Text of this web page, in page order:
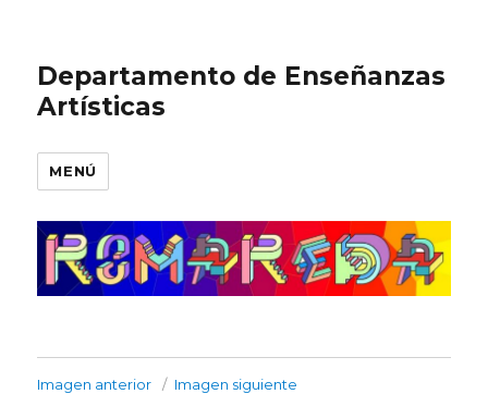
Departamento de Enseñanzas
Artísticas
MENÚ
Imagen anterior Imagen siguiente